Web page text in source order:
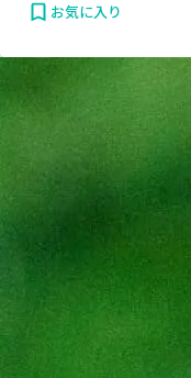
お気に入り